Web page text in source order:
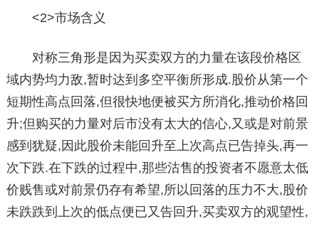
<2>市场含义
对称三角形是因为买卖双方的力量在该段价格区
域内势均力敌,暂时达到多空平衡所形成.股价从第一个
短期性高点回落,但很快地便被买方所消化,推动价格回
升;但购买的力量对后市没有太大的信心,又或是对前景
感到犹疑,因此股价未能回升至上次高点已告掉头,再一
次下跌.在下跌的过程中,那些沽售的投资者不愿意太低
价贱售或对前景仍存有希望,所以回落的压力不大,股价
未跌跌到上次的低点便已又告回升,买卖双方的观望性,